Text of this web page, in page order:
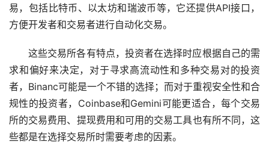
易，包括比特币、以太坊和瑞波币等，它还提供API接口，
方便开发者和交易者进行自动化交易。
这些交易所各有特点，投资者在选择时应根据自己的需
求和偏好来决定，对于寻求高流动性和多种交易对的投资
者，Binanc可能是一个不错的选择；而对于重视安全性和合
规性的投资者，Coinbase和Gemini可能更适合，每个交易
所的交易费用、提现费用和可用的交易工具也有所不同，这
些都是在选择交易所时需要考虑的因素。